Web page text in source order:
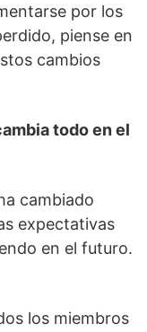
por los
piense en
cambios
todo en el
cambiado
expectativas
en el futuro.
los miembros